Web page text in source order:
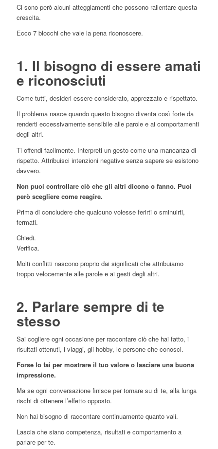
Ci sono però alcuni atteggiamenti che possono rallentare questa
crescita.
Ecco 7 blocchi che vale la pena riconoscere.
1. Il bisogno di essere amati
e riconosciuti
Come tutti, desideri essere considerato, apprezzato e rispettato.
Il problema nasce quando questo bisogno diventa così forte da
renderti eccessivamente sensibile alle parole e ai comportamenti
degli altri.
Ti offendi facilmente. Interpreti un gesto come una mancanza di
rispetto. Attribuisci intenzioni negative senza sapere se esistono
davvero.
Non puoi controllare ciò che gli altri dicono o fanno. Puoi
però scegliere come reagire.
Prima di concludere che qualcuno volesse ferirti o sminuirti,
fermati.
Chiedi.
Verifica.
Molti conflitti nascono proprio dai significati che attribuiamo
troppo velocemente alle parole e ai gesti degli altri.
2. Parlare sempre di te
stesso
Sai cogliere ogni occasione per raccontare ciò che hai fatto, i
risultati ottenuti, i viaggi, gli hobby, le persone che conosci.
Forse lo fai per mostrare il tuo valore o lasciare una buona
impressione.
Ma se ogni conversazione finisce per tornare su di te, alla lunga
rischi di ottenere l’effetto opposto.
Non hai bisogno di raccontare continuamente quanto vali.
Lascia che siano competenza, risultati e comportamento a
parlare per te.